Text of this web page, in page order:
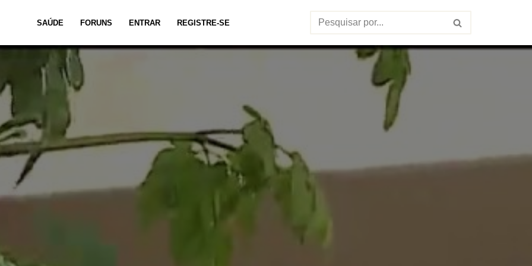
SAÚDE FORUNS ENTRAR REGISTRE-SE